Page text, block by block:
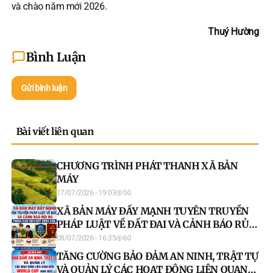
và chào năm mới 2026.
Thuý Hường
Bình Luận
Gửi bình luận
Bài viết liên quan
CHƯƠNG TRÌNH PHÁT THANH XÃ BẢN
MÁY
17/07/2026 - 19:03 50
XÃ BẢN MÁY ĐẨY MẠNH TUYÊN TRUYỀN
PHÁP LUẬT VỀ ĐẤT ĐAI VÀ CẢNH BÁO RỦI
RO TRONG GIAO DỊCH BẤT ĐỘNG SẢN
08/07/2026 - 16:35 60
TĂNG CƯỜNG BẢO ĐẢM AN NINH, TRẬT TỰ
VÀ QUẢN LÝ CÁC HOẠT ĐỘNG LIÊN QUAN